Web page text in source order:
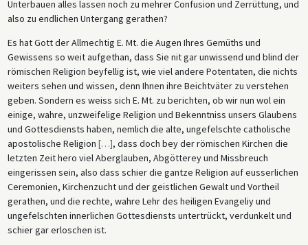
Unterbauen alles lassen noch zu mehrer Confusion und Zerrüttung, und
also zu endlichen Untergang gerathen?
Es hat Gott der Allmechtig E. Mt. die Augen Ihres Gemüths und
Gewissens so weit aufgethan, dass Sie nit gar unwissend und blind der
römischen Religion beyfellig ist, wie viel andere Potentaten, die nichts
weiters sehen und wissen, denn Ihnen ihre Beichtväter zu verstehen
geben. Sondern es weiss sich E. Mt. zu berichten, ob wir nun wol ein
einige, wahre, unzweifelige Religion und Bekenntniss unsers Glaubens
und Gottesdiensts haben, nemlich die alte, ungefelschte catholische
apostolische Religion […], dass doch bey der römischen Kirchen die
letzten Zeit hero viel Aberglauben, Abgötterey und Missbreuch
eingerissen sein, also dass schier die gantze Religion auf eusserlichen
Ceremonien, Kirchenzucht und der geistlichen Gewalt und Vortheil
gerathen, und die rechte, wahre Lehr des heiligen Evangeliy und
ungefelschten innerlichen Gottesdiensts untertrückt, verdunkelt und
schier gar erloschen ist.